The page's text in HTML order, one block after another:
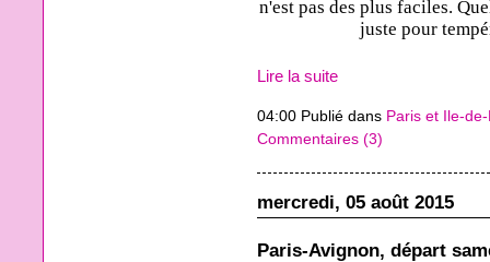
n'est pas des plus faciles.
juste pour
Lire la suite
04:00 Publié dans Paris et Ile-
Commentaires (3)
mercredi, 05 août 2015
Paris-Avignon, départ